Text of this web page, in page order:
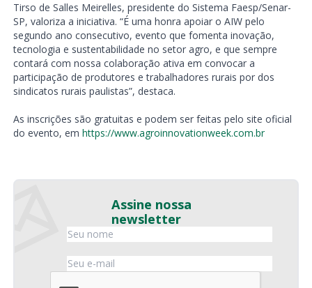
Tirso de Salles Meirelles, presidente do Sistema Faesp/Senar-
SP, valoriza a iniciativa. “É uma honra apoiar o AIW pelo
segundo ano consecutivo, evento que fomenta inovação,
tecnologia e sustentabilidade no setor agro, e que sempre
contará com nossa colaboração ativa em convocar a
participação de produtores e trabalhadores rurais por dos
sindicatos rurais paulistas”, destaca.
As inscrições são gratuitas e podem ser feitas pelo site oficial
do evento, em https://www.agroinnovationweek.com.br
Assine nossa
newsletter